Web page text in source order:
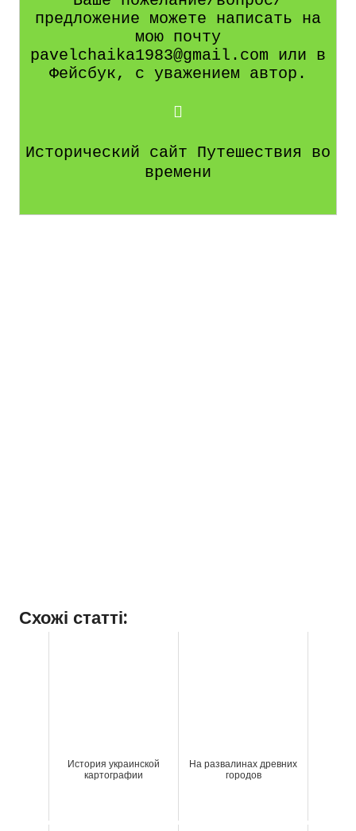
предложение можете написать на
мою почту
pavelchaika1983@gmail.com или в
Фейсбук, с уважением автор.
Исторический сайт Путешествия во
времени
Схожі статті:
История украинской
картографии
На развалинах древних
городов